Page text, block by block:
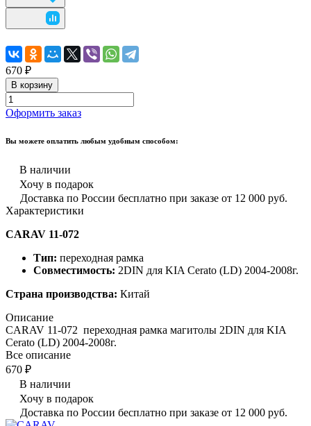
670 ₽
В корзину
Оформить заказ
Вы можете оплатить любым удобным способом:
В наличии
Хочу в подарок
Доставка по России бесплатно при заказе от 12 000 руб.
Характеристики
CARAV 11-072
Тип: переходная рамка
Совместимость: 2DIN для KIA Cerato (LD) 2004-2008г.
Страна производства: Китай
Описание
CARAV 11-072 переходная рамка магитолы 2DIN для KIA
Cerato (LD) 2004-2008г.
Все описание
670 ₽
В наличии
Хочу в подарок
Доставка по России бесплатно при заказе от 12 000 руб.